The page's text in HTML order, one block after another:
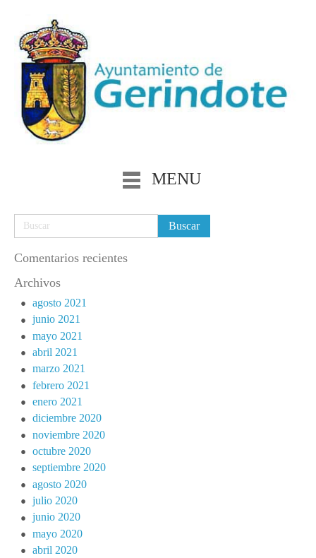
MENU
Comentarios recientes
Archivos
agosto 2021
junio 2021
mayo 2021
abril 2021
marzo 2021
febrero 2021
enero 2021
diciembre 2020
noviembre 2020
octubre 2020
septiembre 2020
agosto 2020
julio 2020
junio 2020
mayo 2020
abril 2020